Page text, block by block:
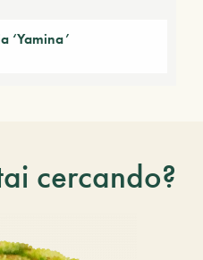
‘Yamina’
cercando?